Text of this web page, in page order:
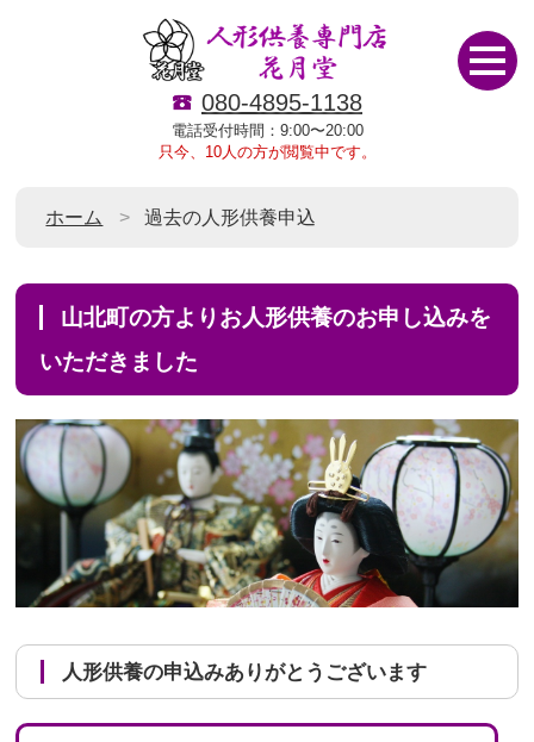
080-4895-1138
電話受付時間：9:00〜20:00
只今、10人の方が閲覧中です。
ホーム 過去の人形供養申込
山北町の方よりお人形供養のお申し込みを
いただきました
人形供養の申込みありがとうございます